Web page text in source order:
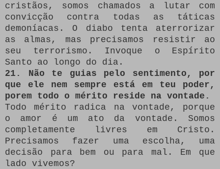
cristãos, somos chamados a lutar com
convicção contra todas as táticas
demoníacas. O diabo tenta aterrorizar
as almas, mas precisamos resistir ao
seu terrorismo. Invoque o Espírito
Santo ao longo do dia.
21. Não te guias pelo sentimento, por
que ele nem sempre está em teu poder,
porem todo o mérito reside na vontade.
Todo mérito radica na vontade, porque
o amor é um ato da vontade. Somos
completamente livres em Cristo.
Precisamos fazer uma escolha, uma
decisão para bem ou para mal. Em que
lado vivemos?